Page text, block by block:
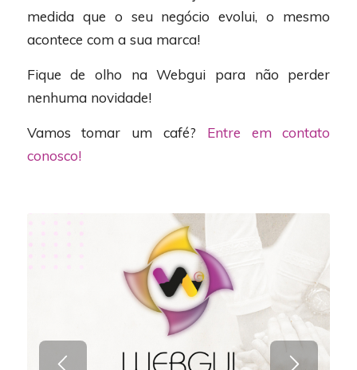
medida que o seu negócio evolui, o mesmo
acontece com a sua marca!
Fique de olho na Webgui para não perder
nenhuma novidade!
Vamos tomar um café? Entre em contato
conosco!